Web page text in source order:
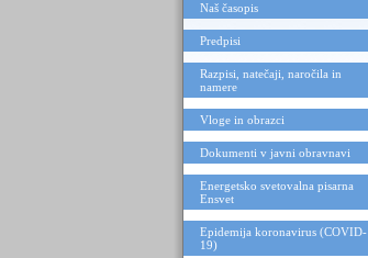
Naš časopis
Predpisi
Razpisi, natečaji, naročila in
namere
Vloge in obrazci
Dokumenti v javni obravnavi
Energetsko svetovalna pisarna
Ensvet
Epidemija koronavirus (COVID-
19)